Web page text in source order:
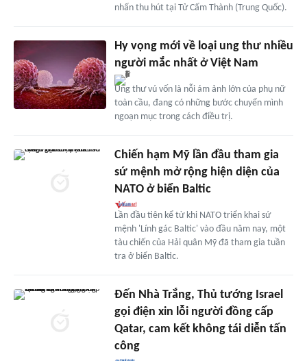
nhấn thu hút tại Tử Cấm Thành (Trung Quốc).
Hy vọng mới về loại ung thư nhiều
người mắc nhất ở Việt Nam
Ung thư vú vốn là nỗi ám ảnh lớn của phụ nữ
toàn cầu, đang có những bước chuyển mình
ngoạn mục trong cách điều trị.
Chiến hạm Mỹ lần đầu tham gia
sứ mệnh mở rộng hiện diện của
NATO ở biển Baltic
Lần đầu tiên kể từ khi NATO triển khai sứ
mệnh 'Lính gác Baltic' vào đầu năm nay, một
tàu chiến của Hải quân Mỹ đã tham gia tuần
tra ở biển Baltic.
Đến Nhà Trắng, Thủ tướng Israel
gọi điện xin lỗi người đồng cấp
Qatar, cam kết không tái diễn tấn
công